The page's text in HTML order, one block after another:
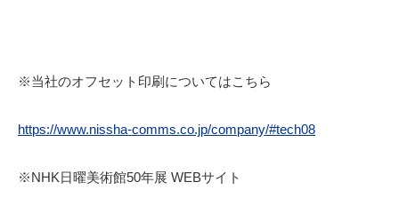
※当社のオフセット印刷についてはこちら
https://www.nissha-comms.co.jp/company/#tech08
※NHK日曜美術館50年展 WEBサイト